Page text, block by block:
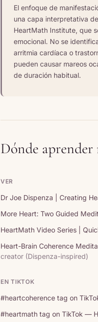
El enfoque de
una capa interpretativa
HeartMath Institute, que
emocional. No se
arritmia cardíaca o
pueden causar mareos
de duración habitual.
Dónde aprender
VER
Dr Joe Dispenza | Creating
More Heart: Two Guided
HeartMath Video Series |
Heart-Brain Coherence
creator (Dispenza-inspired)
EN TIKTOK
#heartcoherence tag on
#heartmath tag on TikTok —